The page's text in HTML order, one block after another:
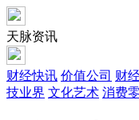
天脉资讯
财经快讯 价值公司 财
技业界 文化艺术 消费